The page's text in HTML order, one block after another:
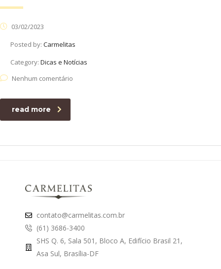
03/02/2023
Posted by: Carmelitas
Category: Dicas e Notícias
Nenhum comentário
read more
contato@carmelitas.com.br
(61) 3686-3400
SHS Q. 6, Sala 501, Bloco A, Edifício Brasil 21,
Asa Sul, Brasília-DF